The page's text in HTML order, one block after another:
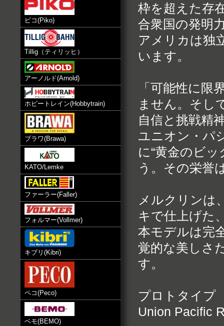
ピコ(Piko)
Tillig（ティリッヒ）
アーノルド(Arnold)
ホビートレイン(Hobbytrain)
ブラワ(Brawa)
KATO/Lemke
ファーラー(Faller)
フォルマー(Vollmer)
キブリ(Kibri)
ペコ(Peco)
ベモ(BEMO)
枠を超えた存
合衆国の発明
アメリカは独
います。
「可能性に限
ません。そし
自信と挑戦精
ユニオン・パ
に“黄金のビ
う。その栄誉
メルクリンは
キで仕上げた
本モデルは完
覚的な美しさ
す。
プロトタイプ
Union Pacific